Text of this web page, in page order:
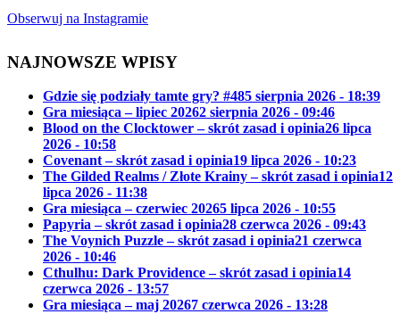
Obserwuj na Instagramie
NAJNOWSZE WPISY
Gdzie się podziały tamte gry? #485 sierpnia 2026 - 18:39
Gra miesiąca – lipiec 20262 sierpnia 2026 - 09:46
Blood on the Clocktower – skrót zasad i opinia26 lipca
2026 - 10:58
Covenant – skrót zasad i opinia19 lipca 2026 - 10:23
The Gilded Realms / Złote Krainy – skrót zasad i opinia12
lipca 2026 - 11:38
Gra miesiąca – czerwiec 20265 lipca 2026 - 10:55
Papyria – skrót zasad i opinia28 czerwca 2026 - 09:43
The Voynich Puzzle – skrót zasad i opinia21 czerwca
2026 - 10:46
Cthulhu: Dark Providence – skrót zasad i opinia14
czerwca 2026 - 13:57
Gra miesiąca – maj 20267 czerwca 2026 - 13:28